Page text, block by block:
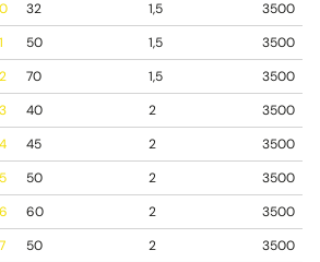
32 1,5
3500
50 1,5
3500
70 1,5
3500
40 2
3500
45 2
3500
50 2
3500
60 2
3500
50 2
3500